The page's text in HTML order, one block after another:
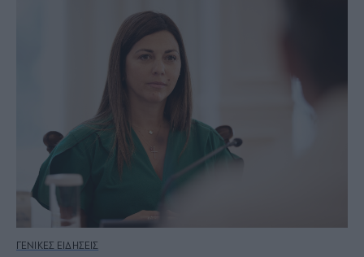
ΓΕΝΙΚΕΣ ΕΙΔΗΣΕΙΣ